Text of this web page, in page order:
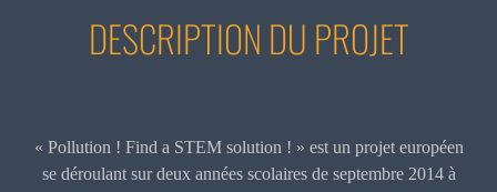
DESCRIPTION DU PROJET
« Pollution ! Find a STEM solution ! » est un projet européen
se déroulant sur deux années scolaires de septembre 2014 à